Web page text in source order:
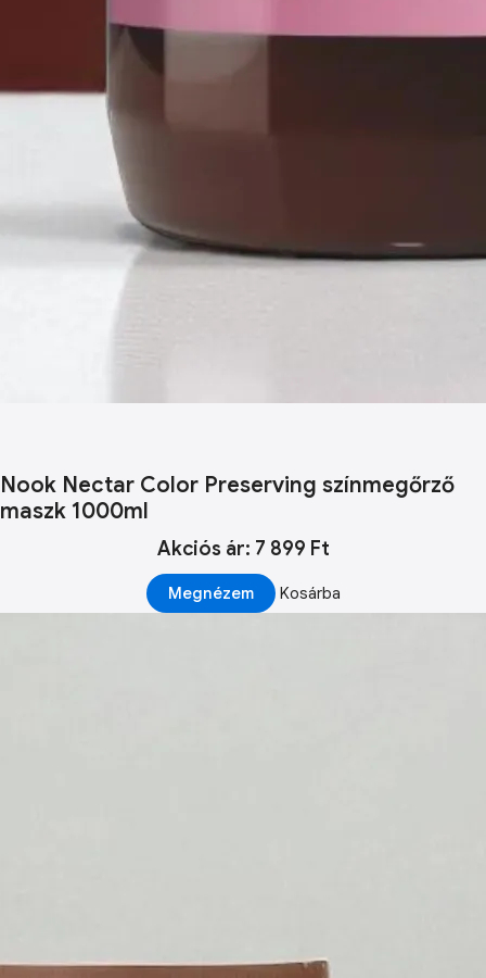
Nook Nectar Color Preserving színmegőrző
maszk 1000ml
Akciós ár: 7 899 Ft
Megnézem Kosárba